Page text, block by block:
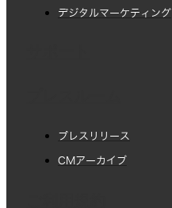
デジタルマーケティング
プレスリリース
CMアーカイブ